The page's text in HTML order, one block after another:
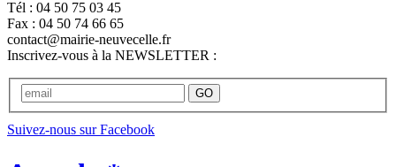
Tél : 04 50 75 03 45
Fax : 04 50 74 66 65
contact@mairie-neuvecelle.fr
Inscrivez-vous à la NEWSLETTER :
GO
Suivez-nous sur Facebook